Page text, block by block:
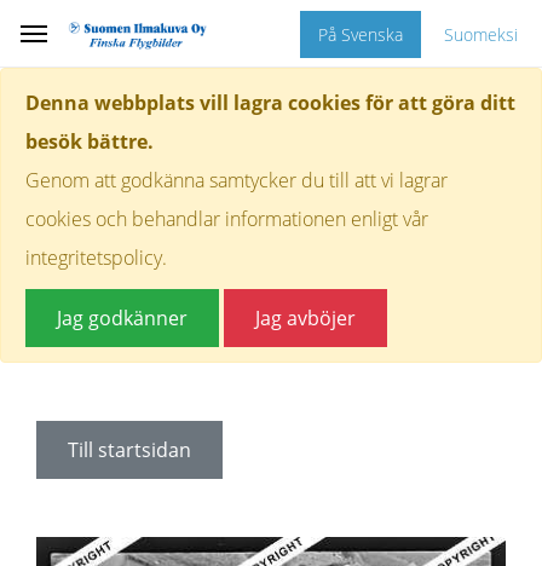
Denna webbplats vill lagra cookies för att göra ditt
besök bättre.
Genom att godkänna samtycker du till att vi lagrar
cookies och behandlar informationen enligt vår
integritetspolicy.
Jag godkänner Jag avböjer
På Svenska Suomeksi
Till startsidan